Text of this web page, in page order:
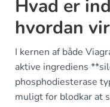
Hvad er
hvordan
I kernen af både
aktive ingrediens
phosphodiesterase
muligt for blodkar at